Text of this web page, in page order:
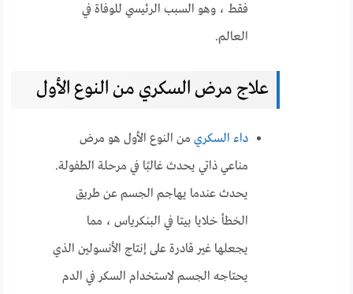
فقط ، وهو السبب الرئيسي للوفاة في
العالم.
علاج مرض السكري من النوع الأول
داء السكري من النوع الأول هو مرض
مناعي ذاتي يحدث غالبًا في مرحلة الطفولة.
يحدث عندما يهاجم الجسم عن طريق
الخطأ خلايا بيتا في البنكرياس ، مما
يجعلها غير قادرة على إنتاج الأنسولين الذي
يحتاجه الجسم لاستخدام السكر في الدم